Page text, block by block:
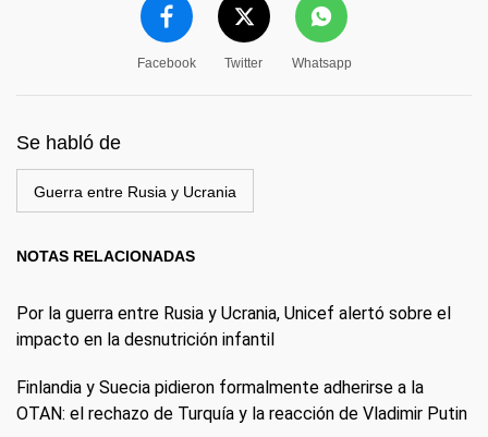
Facebook Twitter Whatsapp
Se habló de
Guerra entre Rusia y Ucrania
NOTAS RELACIONADAS
Por la guerra entre Rusia y Ucrania, Unicef alertó sobre el
impacto en la desnutrición infantil
Finlandia y Suecia pidieron formalmente adherirse a la
OTAN: el rechazo de Turquía y la reacción de Vladimir Putin